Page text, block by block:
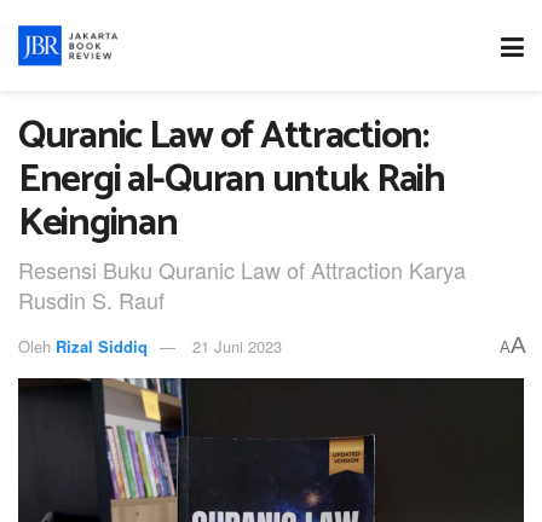
Quranic Law of Attraction:
Energi al-Quran untuk Raih
Keinginan
Resensi Buku Quranic Law of Attraction Karya
Rusdin S. Rauf
Oleh Rizal Siddiq 21 Juni 2023 AA